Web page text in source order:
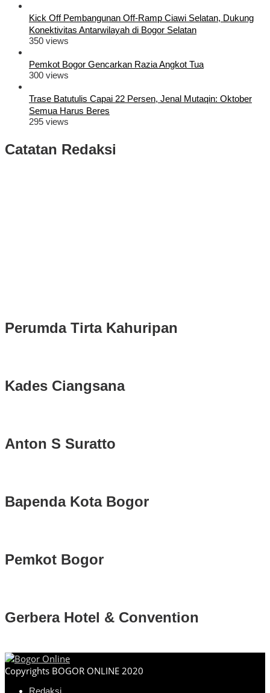
Kick Off Pembangunan Off-Ramp Ciawi Selatan, Dukung
Konektivitas Antarwilayah di Bogor Selatan
350 views
Pemkot Bogor Gencarkan Razia Angkot Tua
300 views
Trase Batutulis Capai 22 Persen, Jenal Mutaqin: Oktober
Semua Harus Beres
295 views
Catatan Redaksi
Perumda Tirta Kahuripan
Kades Ciangsana
Anton S Suratto
Bapenda Kota Bogor
Pemkot Bogor
Gerbera Hotel & Convention
Copyrights BOGOR ONLINE 2020
Redaksi